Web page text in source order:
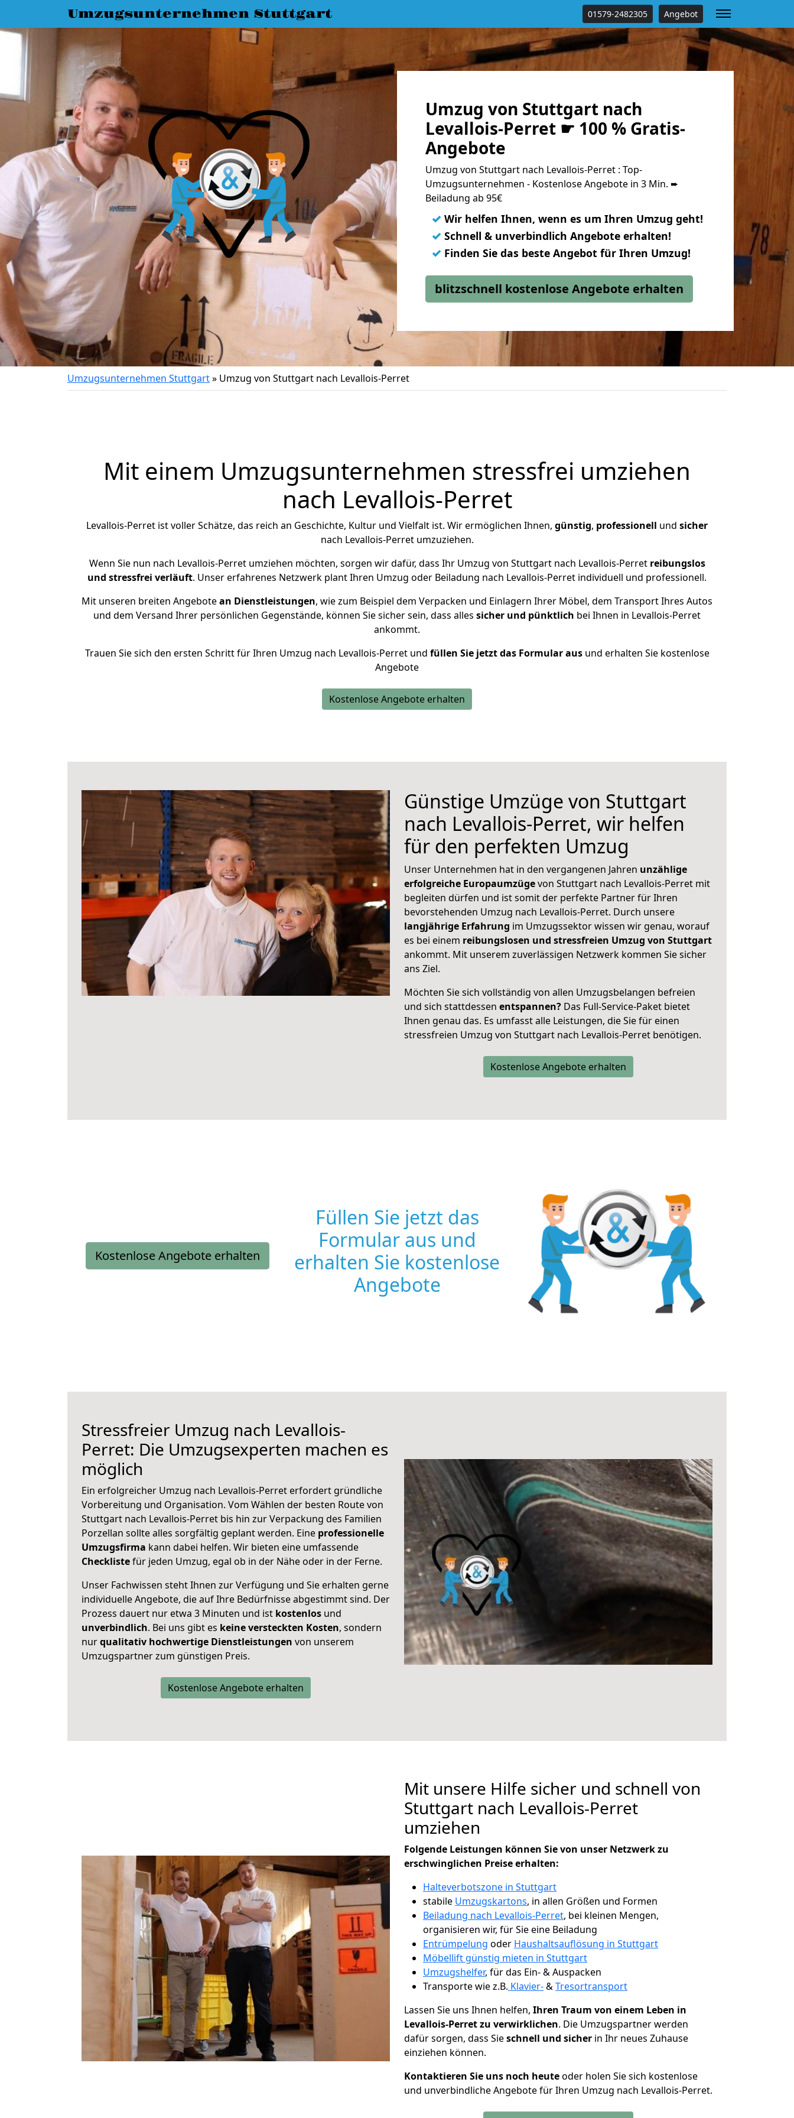
Umzugsunternehmen Stuttgart 01579-2482305 Angebot
Umzug von Stuttgart nach
Levallois-Perret ☛ 100 % Gratis-
Angebote
Umzug von Stuttgart nach Levallois-Perret : Top-
Umzugsunternehmen - Kostenlose Angebote in 3 Min. ➨
Beiladung ab 95€
✓ Wir helfen Ihnen, wenn es um Ihren Umzug geht!
✓ Schnell & unverbindlich Angebote erhalten!
✓ Finden Sie das beste Angebot für Ihren Umzug!
blitzschnell kostenlose Angebote erhalten
Umzugsunternehmen Stuttgart» Umzug von Stuttgart nach Levallois-Perret
Mit einem Umzugsunternehmen stressfrei umziehen
nach Levallois-Perret
Levallois-Perret ist voller Schätze, das reich an Geschichte, Kultur und Vielfalt ist. Wir ermöglichen Ihnen, günstig, professionell und sicher
nach Levallois-Perret umzuziehen.
Wenn Sie nun nach Levallois-Perret umziehen möchten, sorgen wir dafür, dass Ihr Umzug von Stuttgart nach Levallois-Perret reibungslos
und stressfrei verläuft. Unser erfahrenes Netzwerk plant Ihren Umzug oder Beiladung nach Levallois-Perret individuell und professionell.
Mit unseren breiten Angebotean Dienstleistungen, wie zum Beispiel dem Verpacken und Einlagern Ihrer Möbel, dem Transport Ihres Autos
und dem Versand Ihrer persönlichen Gegenstände, können Sie sicher sein, dass alles sicher und pünktlich bei Ihnen in Levallois-Perret
ankommt.
Trauen Sie sich den ersten Schritt für Ihren Umzug nach Levallois-Perret und füllen Sie jetzt das Formular ausund erhalten Sie kostenlose
Angebote
Kostenlose Angebote erhalten
Günstige Umzüge von Stuttgart
nach Levallois-Perret, wir helfen
für den perfekten Umzug
Unser Unternehmen hat in den vergangenen Jahren unzählige
erfolgreiche Europaumzügevon Stuttgart nach Levallois-Perret mit
begleiten dürfen und ist somit der perfekte Partner für Ihren
bevorstehenden Umzug nach Levallois-Perret. Durch unsere
langjährige Erfahrung im Umzugssektor wissen wir genau, worauf
es bei einem reibungslosen und stressfreien Umzug von Stuttgart
ankommt. Mit unserem zuverlässigen Netzwerk kommen Sie sicher
ans Ziel.
Möchten Sie sich vollständig von allen Umzugsbelangen befreien
und sich stattdessen entspannen? Das Full-Service-Paket bietet
Ihnen genau das. Es umfasst alle Leistungen, die Sie für einen
stressfreien Umzug von Stuttgart nach Levallois-Perret benötigen.
Kostenlose Angebote erhalten
Kostenlose Angebote erhalten
Füllen Sie jetzt das
Formular aus und
erhalten Sie kostenlose
Angebote
Stressfreier Umzug nach Levallois-
Perret: Die Umzugsexperten machen es
möglich
Ein erfolgreicher Umzug nach Levallois-Perret erfordert gründliche
Vorbereitung und Organisation. Vom Wählen der besten Route von
Stuttgart nach Levallois-Perret bis hin zur Verpackung des Familien
Porzellan sollte alles sorgfältig geplant werden. Eine professionelle
Umzugsfirma kann dabei helfen. Wir bieten eine umfassende
Checklistefür jeden Umzug, egal ob in der Nähe oder in der Ferne.
Unser Fachwissen steht Ihnen zur Verfügung und Sie erhalten gerne
individuelle Angebote, die auf Ihre Bedürfnisse abgestimmt sind. Der
Prozess dauert nur etwa 3 Minuten und ist kostenlos und
unverbindlich. Bei uns gibt es keine versteckten Kosten, sondern
nurqualitativ hochwertige Dienstleistungen von unserem
Umzugspartner zum günstigen Preis.
Kostenlose Angebote erhalten
Mit unsere Hilfe sicher und schnell von
Stuttgart nach Levallois-Perret
umziehen
Folgende Leistungen können Sie von unser Netzwerk zu
erschwinglichen Preise erhalten:
Halteverbotszone in Stuttgart
stabile Umzugskartons, in allen Größen und Formen
Beiladung nach Levallois-Perret, bei kleinen Mengen,
organisieren wir, für Sie eine Beiladung
Entrümpelung oder Haushaltsauflösung in Stuttgart
Möbellift günstig mieten in Stuttgart
Umzugshelfer, für das Ein- & Auspacken
Transporte wie z.B. Klavier-&Tresortransport
Lassen Sie uns Ihnen helfen, Ihren Traum von einem Leben in
Levallois-Perret zu verwirklichen. Die Umzugspartner werden
dafür sorgen, dass Sieschnell und sicher in Ihr neues Zuhause
einziehen können.
Kontaktieren Sie uns noch heuteoder holen Sie sich kostenlose
und unverbindliche Angebote für Ihren Umzug nach Levallois-Perret.